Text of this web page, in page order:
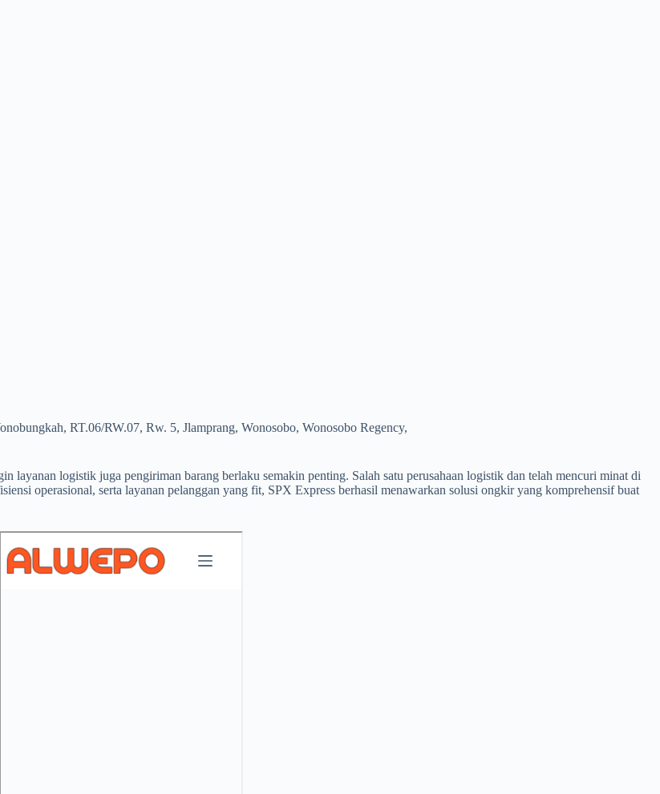
RT.06/RW.07, Rw. 5, Jlamprang, Wonosobo, Wonosobo Regency,
layanan logistik juga pengiriman barang berlaku semakin penting. Salah satu perusahaan logistik dan telah mencuri minat di
operasional, serta layanan pelanggan yang fit, SPX Express berhasil menawarkan solusi ongkir yang komprehensif buat